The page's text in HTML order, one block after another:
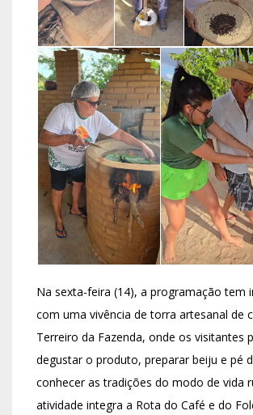
Na sexta-feira (14), a programação tem
com uma vivência de torra artesanal de
Terreiro da Fazenda, onde os visitantes
degustar o produto, preparar beiju e pé
conhecer as tradições do modo de vida
atividade integra a Rota do Café e do